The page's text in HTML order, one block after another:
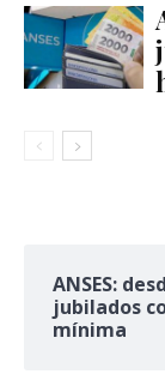
ANSES:
jubilados
mínima